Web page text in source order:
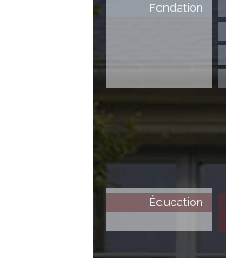
Fondation
Éducation